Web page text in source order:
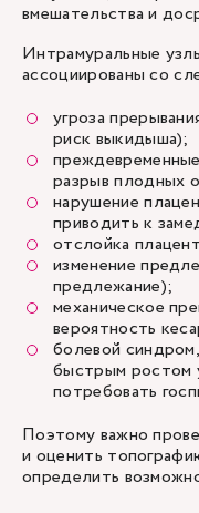
вмешательства и
Интрамуральные
ассоциированы со
угроза
риск выкидыша);
разрыв
нарушение
приводить к
отслойка
изменение
предлежание);
механическое
вероятность
болевой
быстрым ростом
потребовать
Поэтому важно
и оценить
определить